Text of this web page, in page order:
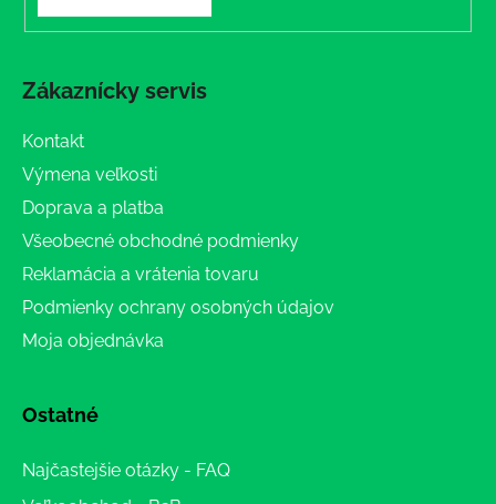
Zákaznícky servis
Kontakt
Výmena veľkosti
Doprava a platba
Všeobecné obchodné podmienky
Reklamácia a vrátenia tovaru
Podmienky ochrany osobných údajov
Moja objednávka
Ostatné
Najčastejšie otázky - FAQ